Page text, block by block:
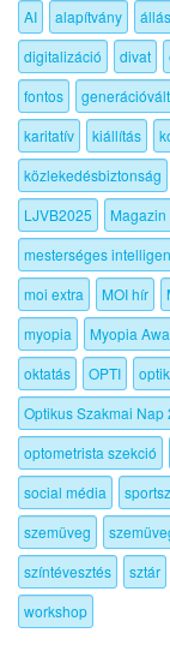
AI alapítvány
digitalizáció
divat
fontos
karitatív
kiállítás
közlekedésbiztonság
LJVB2025
Magazin
mesterséges
moi extra
MOI hír
myopia
Myopia
oktatás
OPTI
Optikus Szakmai Nap
optometrista szekció
social média
szemüveg
színtévesztés
sztár
workshop